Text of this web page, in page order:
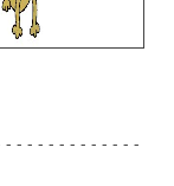
- - - - - - - - - - - -